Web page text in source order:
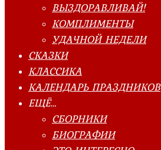
ВЫЗДОРАВЛИВАЙ!
КОМПЛИМЕНТЫ
УДАЧНОЙ НЕДЕЛИ
СКАЗКИ
КЛАССИКА
КАЛЕНДАРЬ ПРАЗДНИКОВ
ЕЩЁ…
СБОРНИКИ
БИОГРАФИИ